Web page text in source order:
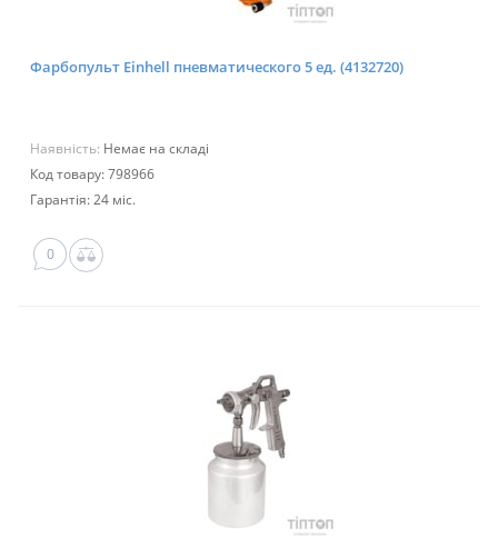
Фарбопульт Einhell пневматического 5 ед. (4132720)
Наявність: Немає на складі
Код товару: 798966
Гарантія: 24 міс.
0